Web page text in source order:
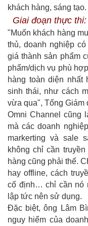
khách hàng, sáng tạo.
Giai đoạn thực thi:
"Muốn khách hàng
thủ, doanh nghiệp
giá thành sản phẩm
phẩm/dịch vụ phù
hàng toàn diện nhất
sinh thái, như cách
vừa qua", Tổng Giám
Omni Channel cũng
mà các doanh
markerting và sale
không chỉ cần
hàng cũng phải thế.
hay offline, cách
cố định… chỉ cần nó
lập tức nên sử dụng.
Đặc biệt, ông Lâm
nguy hiểm của